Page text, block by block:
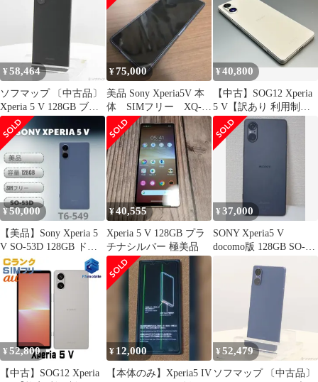
【送料無料】
sog12sv7mtm
¥58,464
ソフマップ 〔中古品〕
Xperia 5 V 128GB ブラ
ック SO-53D docomo
SIMフリー【349】
¥75,000
美品 Sony Xperia5V 本
体 SIMフリー XQ-
DE44
¥40,800
【中古】SOG12 Xperia
5 V【訳あり 利用制限
○】 SIMフリー プラチ
ナシルバー au エーユー
エクスペリア ソニー・
白ロム 本体 格安
¥50,000
【美品】Sony Xperia 5
V SO-53D 128GB ドコ
モ ブルー
¥40,555
Xperia 5 V 128GB プラ
チナシルバー 極美品
¥37,000
SONY Xperia5 V
docomo版 128GB SO-
¥ 52,800
【中古】SOG12 Xperia
¥ 12,000
【本体のみ】Xperia5 IV
¥52,479
ソフマップ 〔中古品〕